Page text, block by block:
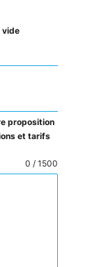
vide
proposition
et tarifs
0 / 1500